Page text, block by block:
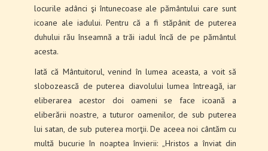
locurile adânci şi întunecoase ale pământului care sunt
icoane ale iadului. Pentru că a fi stăpânit de puterea
duhului rău înseamnă a trăi iadul încă de pe pământul
acesta.
Iată că Mântuitorul, venind în lumea aceasta, a voit să
slobozească de puterea diavolului lumea întreagă, iar
eliberarea acestor doi oameni se face icoană a
eliberării noastre, a tuturor oamenilor, de sub puterea
lui satan, de sub puterea morţii. De aceea noi cântăm cu
multă bucurie în noaptea învierii: „Hristos a înviat din